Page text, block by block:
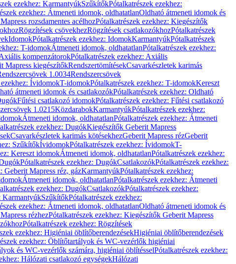
ezekhez: KarmantyúkSzűkítőkPótalkatrészek ezekhez:
ezekhez: Átmeneti idomok, oldhatatlanOldható átmeneti idomok és
rozsdamentes acélhozPótalkatrészek ezekhez: Kiegészítők
Rögzítések csövekhezRögzítések csatlakozókhozPótalkatrészek
IdomokPótalkatrészek ezekhez: IdomokKarmantyúkPótalkatrészek
T-idomokÁtmeneti idomok, oldhatatlanPótalkatrészek ezekhez:
kompenzátorokPótalkatrészek ezekhez: Axiális
Mapress kiegészítőkRendszertömítésekCsavarkészletek karimás
1.0034Rendszercsövek
ÍvidomokT-idomokPótalkatrészek ezekhez: T-idomokKereszt
átmeneti idomok és csatlakozókPótalkatrészek ezekhez: Oldható
Fűtési csatlakozó idomokPótalkatrészek ezekhez: Fűtési csatlakozó
1.0215KözdarabokKarmantyúkPótalkatrészek ezekhez:
Átmeneti idomok, oldhatatlanPótalkatrészek ezekhez: Átmeneti
ezekhez: DugókKiegészítők Geberit Mapress
Csavarkészletek karimás kötésekhezGeberit Mapress rézGeberit
SzűkítőkÍvidomokPótalkatrészek ezekhez: ÍvidomokT-
Kereszt idomokÁtmeneti idomok, oldhatatlanPótalkatrészek ezekhez:
Pótalkatrészek ezekhez: DugókCsatlakozókPótalkatrészek ezekhez:
Geberit Mapress réz, gázKarmantyúkPótalkatrészek ezekhez:
Átmeneti idomok, oldhatatlanPótalkatrészek ezekhez: Átmeneti
ezekhez: DugókCsatlakozókPótalkatrészek ezekhez:
KarmantyúkSzűkítőkPótalkatrészek ezekhez:
ezekhez: Átmeneti idomok, oldhatatlanOldható átmeneti idomok és
rézhezPótalkatrészek ezekhez: Kiegészítők Geberit Mapress
Pótalkatrészek ezekhez: Rögzítések
ezekhez: Higiéniai öblítőberendezésekHigiéniai öblítőberendezések
ezekhez: Öblítőtartályok és WC-vezérlők higiéniai
és WC-vezérlők számára, higiéniai öblítésselPótalkatrészek ezekhez:
Hálózati csatlakozó egységekHálózati